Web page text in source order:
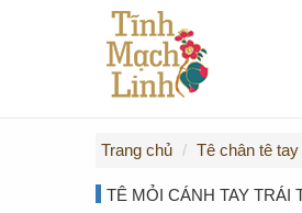
Trang chủ Tê chân tê tay
TÊ MỎI CÁNH TAY